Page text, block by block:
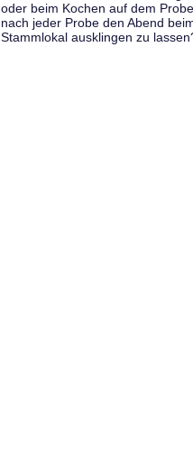
oder beim Kochen auf dem
nach jeder Probe den Abend
Stammlokal ausklingen zu